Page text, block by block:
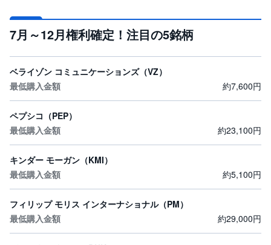
お
か
せ
投
資
PICK
S
BI
株
オ
プ
ョ
ン
物
・
オ
プ
7月～12月権利確定！注目の5銘柄
ベライゾン コミュニケーションズ（VZ）
約7,600円
ペプシコ（PEP）
約23,100円
キンダー モーガン（KMI）
約5,100円
フィリップ モリス インターナショナル（PM）
約29,000円